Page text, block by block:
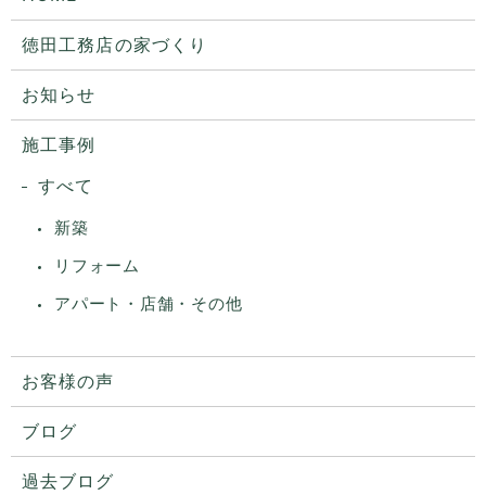
徳田工務店の家づくり
お知らせ
施工事例
すべて
新築
リフォーム
アパート・店舗・その他
お客様の声
ブログ
過去ブログ